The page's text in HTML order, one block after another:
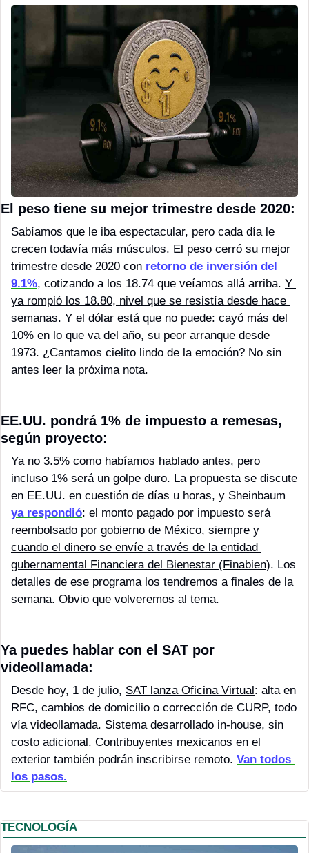
El peso tiene su mejor trimestre desde 2020:
Sabíamos que le iba espectacular, pero cada día le
crecen todavía más músculos. El peso cerró su mejor
trimestre desde 2020 con retorno de inversión del
9.1%, cotizando a los 18.74 que veíamos allá arriba. Y
ya rompió los 18.80, nivel que se resistía desde hace
semanas. Y el dólar está que no puede: cayó más del
10% en lo que va del año, su peor arranque desde
1973. ¿Cantamos cielito lindo de la emoción? No sin
antes leer la próxima nota.
EE.UU. pondrá 1% de impuesto a remesas,
según proyecto:
Ya no 3.5% como habíamos hablado antes, pero
incluso 1% será un golpe duro. La propuesta se discute
ya respondió: el monto pagado por impuesto será
reembolsado por gobierno de México, siempre y
cuando el dinero se envíe a través de la entidad
gubernamental Financiera del Bienestar (Finabien). Los
detalles de ese programa los tendremos a finales de la
semana. Obvio que volveremos al tema.
Ya puedes hablar con el SAT por
videollamada:
Desde hoy, 1 de julio, SAT lanza Oficina Virtual: alta en
RFC, cambios de domicilio o corrección de CURP, todo
vía videollamada. Sistema desarrollado in-house, sin
costo adicional. Contribuyentes mexicanos en el
exterior también podrán inscribirse remoto. Van todos
los pasos.
TECNOLOGÍA